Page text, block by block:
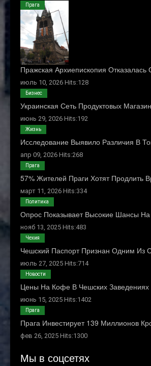
Пражская Архиепископия
июль 10, 2026 Hits:128
Прага
Украинская Сеть Продуктовых
июнь 29, 2026 Hits:192
Бизнес
Исследование Выявило Различия В
апр 09, 2026 Hits:268
Жизнь
57% Жителей Праги Хотят Продлить
март 11, 2026 Hits:334
Прага
Опрос Показывает Высокие Шансы
нояб 13, 2025 Hits:483
Политика
Чешский Паспорт Признан Одним
июль 27, 2025 Hits:714
Чехия
Цены На Кофе В Чешских
июнь 15, 2025 Hits:1402
Новости
Прага Инвестирует 139 Миллионов
фев 26, 2025 Hits:1300
Прага
Мы в соцсетях